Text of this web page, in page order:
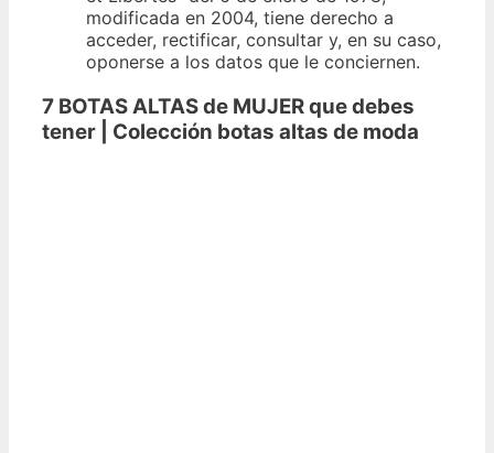
modificada en 2004, tiene derecho a
acceder, rectificar, consultar y, en su caso,
oponerse a los datos que le conciernen.
7 BOTAS ALTAS de MUJER que debes
tener | Colección botas altas de moda